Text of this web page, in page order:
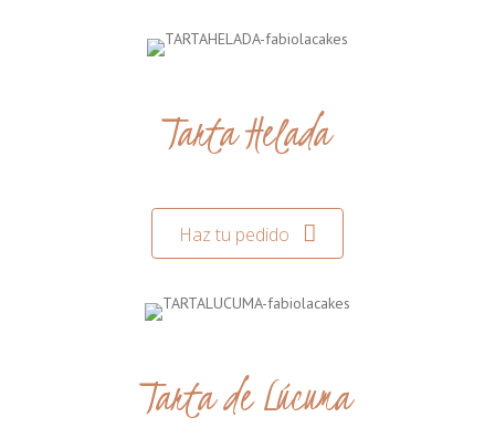
Tarta Helada
Haz tu pedido
Tarta de Lúcuma